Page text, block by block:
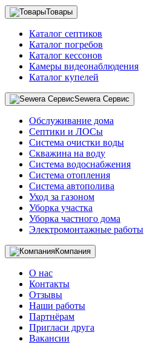
Товары
Каталог септиков
Каталог погребов
Каталог кессонов
Камеры видеонаблюдения
Каталог купелей
Sewera Сервис
Обслуживание дома
Септики и ЛОСы
Система очистки воды
Скважина на воду
Система водоснабжения
Система отопления
Система автополива
Уход за газоном
Уборка участка
Уборка частного дома
Электромонтажные работы
Компания
О нас
Контакты
Отзывы
Наши работы
Партнёрам
Пригласи друга
Вакансии